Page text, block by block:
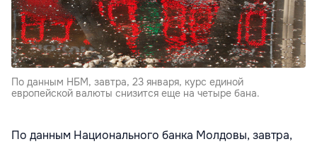
По данным НБМ, завтра, 23 января, курс единой
европейской валюты снизится еще на четыре бана.
По данным Национального банка Молдовы, завтра,